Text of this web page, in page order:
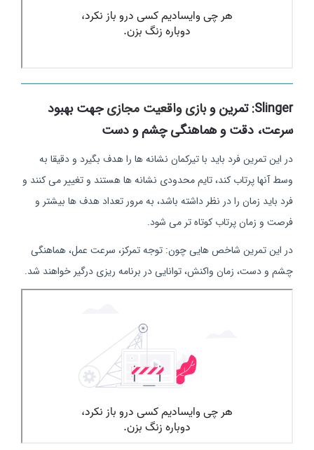
Slinger: تمرین و بازی واقعیت مجازیجهت بهبود
سرعت، دقت و هماهنگی چشم و دست
در این تمرین فرد باید با تیرکمان نشانه ها را هدف بگیرد و دقیقا به
وسط آنها پرتاب کند، تایم محدودی نشانه ها هستند و تغییر می کنند و
فرد باید زمان را در نظر داشته باشد، به مرور تعداد هدف ها بیشتر و
فرصت و زمان پرتاب کوتاه تر می شود.
در این تمرین شاخص هایی چون: توجه تمرکز، سرعت عمل، هماهنگی
چشم و دست، زمان واکنش، توانایی در برنامه ریزی درگیر خواهند شد.